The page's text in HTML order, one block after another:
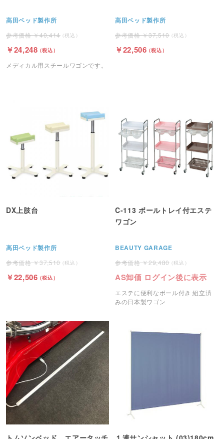
高田ベッド製作所
40,414
24,248
メディカル用スチールワゴンです。
高田ベッド製作所
37,510
22,506
DX上肢台
高田ベッド製作所
37,510
22,506
C-113 ボールトレイ付エステ
ワゴン
BEAUTY GARAGE
29,480
AS卸価 ログイン後に表示
エステに便利なボール付き 組立済
みの日本製ワゴン